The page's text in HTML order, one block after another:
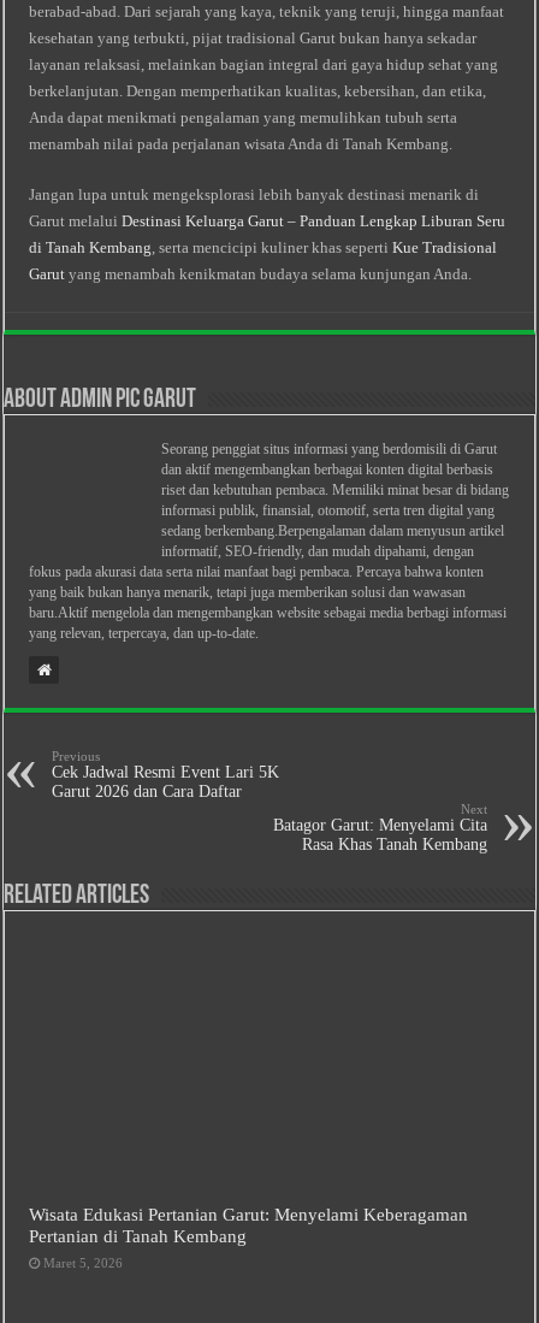
berabad‑abad. Dari sejarah yang kaya, teknik yang teruji, hingga manfaat
kesehatan yang terbukti, pijat tradisional Garut bukan hanya sekadar
layanan relaksasi, melainkan bagian integral dari gaya hidup sehat yang
berkelanjutan. Dengan memperhatikan kualitas, kebersihan, dan etika,
Anda dapat menikmati pengalaman yang memulihkan tubuh serta
menambah nilai pada perjalanan wisata Anda di Tanah Kembang.
Jangan lupa untuk mengeksplorasi lebih banyak destinasi menarik di
Garut melaluiDestinasi Keluarga Garut – Panduan Lengkap Liburan Seru
di Tanah Kembang, serta mencicipi kuliner khas sepertiKue Tradisional
Garut yang menambah kenikmatan budaya selama kunjungan Anda.
About Admin PIC Garut
Seorang penggiat situs informasi yang berdomisili di Garut
dan aktif mengembangkan berbagai konten digital berbasis
riset dan kebutuhan pembaca. Memiliki minat besar di bidang
informasi publik, finansial, otomotif, serta tren digital yang
sedang berkembang.Berpengalaman dalam menyusun artikel
informatif, SEO-friendly, dan mudah dipahami, dengan
fokus pada akurasi data serta nilai manfaat bagi pembaca. Percaya bahwa konten
yang baik bukan hanya menarik, tetapi juga memberikan solusi dan wawasan
baru.Aktif mengelola dan mengembangkan website sebagai media berbagi informasi
yang relevan, terpercaya, dan up-to-date.
Previous
Cek Jadwal Resmi Event Lari 5K
Garut 2026 dan Cara Daftar
Next
Batagor Garut: Menyelami Cita
Rasa Khas Tanah Kembang
Related Articles
Wisata Edukasi Pertanian Garut: Menyelami Keberagaman
Pertanian di Tanah Kembang
Maret 5, 2026